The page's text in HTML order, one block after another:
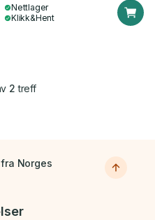
Nettlager
Klikk&Hent
2 treff
Norges